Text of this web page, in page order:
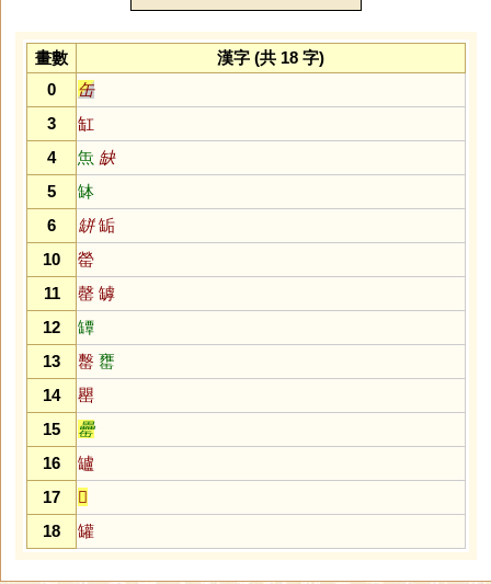
畫數
漢字 (共 18 字)
0
缶
3
缸
4
缹 缺
5
缽
6
缾 缿
10
罃
11
罄 罅
12
罈
13
罊 罋
14
罌
15
罍
16
罏
17
𦉢
18
罐